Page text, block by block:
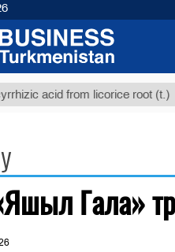
acid from licorice root (t.)
Гала»